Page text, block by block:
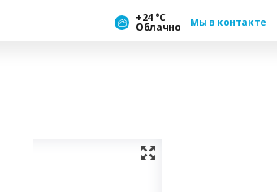
+24 °С
Облачно Мы в контакте